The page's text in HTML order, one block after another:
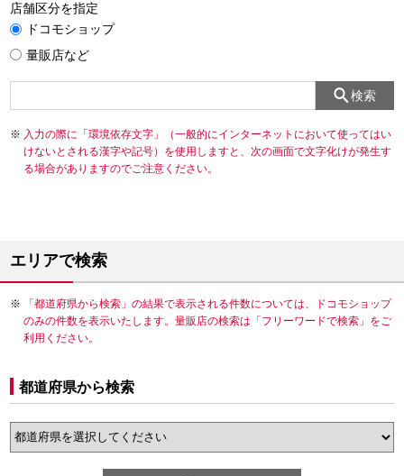
店舗区分を指定
ドコモショップ
量販店など
検索
入力の際に「環境依存文字」（一般的にインターネットにおいて使ってはい
けないとされる漢字や記号）を使用しますと、次の画面で文字化けが発生す
る場合がありますのでご注意ください。
エリアで検索
「都道府県から検索」の結果で表示される件数については、ドコモショップ
のみの件数を表示いたします。量販店の検索は「フリーワードで検索」をご
利用ください。
都道府県から検索